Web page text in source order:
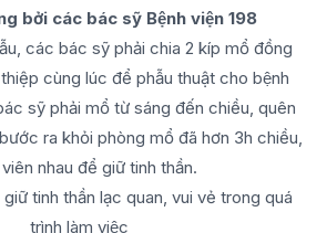
bởi các bác sỹ Bệnh viện 198
các bác sỹ phải chia 2 kíp mổ đồng
cùng lúc để phẫu thuật cho bệnh
sỹ phải mổ từ sáng đến chiều, quên
ra khỏi phòng mổ đã hơn 3h chiều,
nhau để giữ tinh thần.